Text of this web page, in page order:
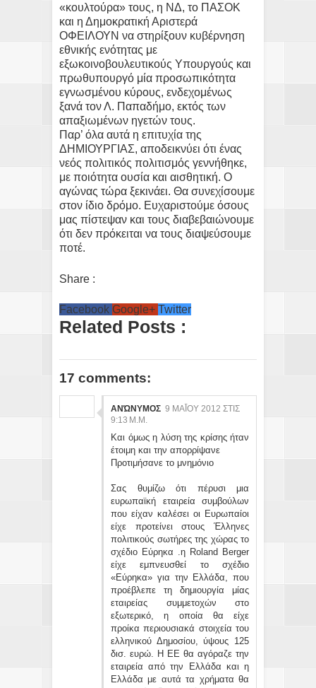
«κουλτούρα» τους, η ΝΔ, το ΠΑΣΟΚ
και η Δημοκρατική Αριστερά
ΟΦΕΙΛΟΥΝ να στηρίξουν κυβέρνηση
εθνικής ενότητας με
εξωκοινοβουλευτικούς Υπουργούς και
πρωθυπουργό μία προσωπικότητα
εγνωσμένου κύρους, ενδεχομένως
ξανά τον Λ. Παπαδήμο, εκτός των
απαξιωμένων ηγετών τους.
Παρ’ όλα αυτά η επιτυχία της
ΔΗΜΙΟΥΡΓΙΑΣ, αποδεικνύει ότι ένας
νεός πολιτικός πολιτισμός γεννήθηκε,
με ποιότητα ουσία και αισθητική. Ο
αγώνας τώρα ξεκινάει. Θα συνεχίσουμε
στον ίδιο δρόμο. Ευχαριστούμε όσους
μας πίστεψαν και τους διαβεβαιώνουμε
ότι δεν πρόκειται να τους διαψεύσουμε
ποτέ.
Share :
Facebook Google+ Twitter
Related Posts :
17 comments:
ΑΝΏΝΥΜΟΣ 9 ΜΑΪ́ΟΥ 2012 ΣΤΙΣ 9:
13 Μ.Μ.
Και όμως η λύση της κρίσης ήταν
έτοιμη και την απορρίψανε
Προτιμήσανε το μνημόνιο
Σας θυμίζω ότι πέρυσι μια
ευρωπαϊκή εταιρεία συμβούλων
που είχαν καλέσει οι Ευρωπαίοι
είχε προτείνει στους Έλληνες
πολιτικούς σωτήρες της χώρας το
σχέδιο Εύρηκα .η Roland Berger
είχε εμπνευσθεί το σχέδιο
«Εύρηκα» για την Ελλάδα, που
προέβλεπε τη δημιουργία μίας
εταιρείας συμμετοχών στο
εξωτερικό, η οποία θα είχε
προίκα περιουσιακά στοιχεία του
ελληνικού Δημοσίου, ύψους 125
δισ. ευρώ. Η ΕΕ θα αγόραζε την
εταιρεία από την Ελλάδα και η
Ελλάδα με αυτά τα χρήματα θα